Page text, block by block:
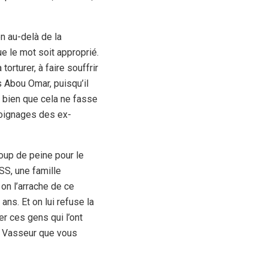
au-delà de la
le mot soit approprié.
torturer, à faire souffrir
Omar, puisqu’il
que cela ne fasse
des ex-
de peine pour le
une famille
l’arrache de ce
Et on lui refuse la
ces gens qui l’ont
que vous